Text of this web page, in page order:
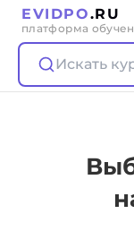
EVIDPO.RU
платформа
Искать